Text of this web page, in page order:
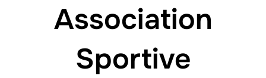
Association
Sportive